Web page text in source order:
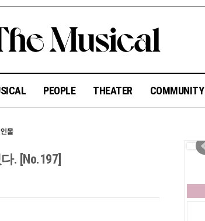
PEOPLE THEATER COMMUNITY
. [No.197]